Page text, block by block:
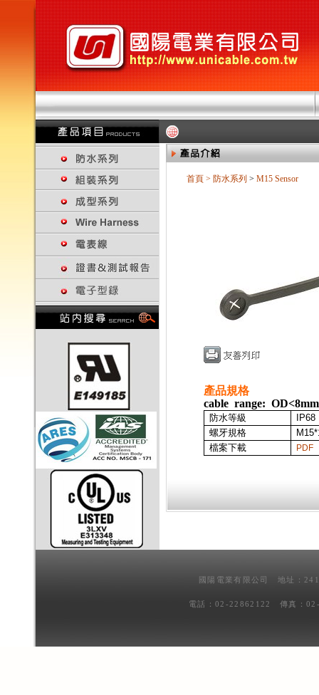
首頁 > 防水系列 > M15 Sensor
產品規格
cable range: OD<8mm
防水等級
IP68
螺牙規格
檔案下載
PDF
國陽電業有限公司 地址：
電話：02-22862122 傳真：